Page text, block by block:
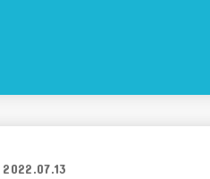
2022.07.13